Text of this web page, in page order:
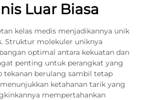
Luar Biasa
kelas medis menjadikannya unik
Struktur molekuler uniknya
optimal antara kekuatan dan
penting untuk perangkat yang
tekanan berulang sambil tetap
ketahanan tarik yang
mempertahankan